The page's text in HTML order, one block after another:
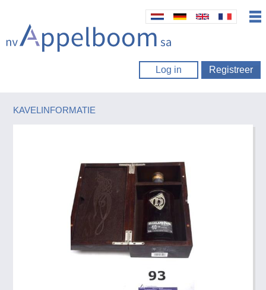
Log in Registreer
KAVELINFORMATIE